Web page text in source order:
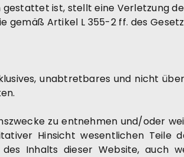
ist, stellt eine Verletzung
Artikel L 355-2 ff. des
unabtretbares und nicht
zu entnehmen und/oder
Hinsicht wesentlichen Teile
Inhalts dieser Website, auch